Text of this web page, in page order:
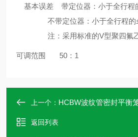
基本误差 带定位器：小于全行程
不带定位器：小于全行程的
注：采用标准的V型聚四氟乙
可调范围 50：1
上一个： HCBW波纹管密封平衡
返回列表